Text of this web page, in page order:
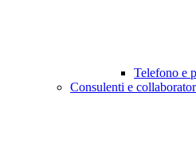
Telefono e
Consulenti e